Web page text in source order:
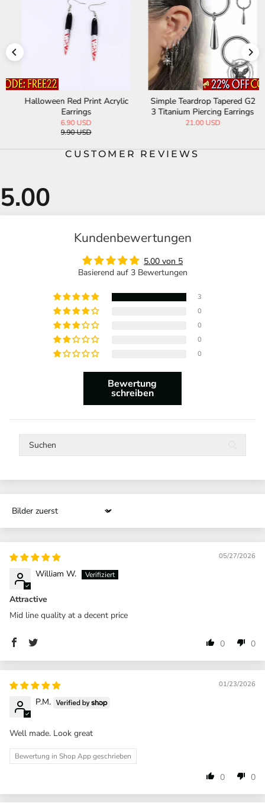
Halloween Red Print Acrylic
Earrings
6.90 USD
9.90 USD
Simple Teardrop Tapered G2
3 Titanium Piercing Earrings
21.00 USD
CUSTOMER REVIEWS
Kundenbewertungen
5.00 von 5
Basierend auf 3 Bewertungen
3
0
0
0
0
Bewertung
schreiben
Sort by
05/27/2026
William W.
Attractive
Mid line quality at a decent price
0 0
01/23/2026
P.M.
Well made. Look great
Bewertung in Shop App geschrieben
0 0